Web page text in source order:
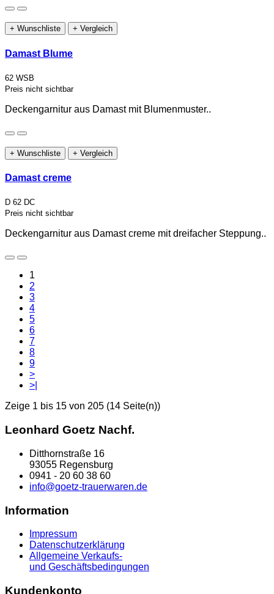
+ Wunschliste + Vergleich
Damast Blume
62 WSB
Preis nicht sichtbar
Deckengarnitur aus Damast mit Blumenmuster..
+ Wunschliste + Vergleich
Damast creme
D 62 DC
Preis nicht sichtbar
Deckengarnitur aus Damast creme mit dreifacher Steppung..
1
2
3
4
5
6
7
8
9
>
>|
Zeige 1 bis 15 von 205 (14 Seite(n))
Leonhard Goetz Nachf.
Ditthornstraße 16
93055 Regensburg
0941 - 20 60 38 60
info@goetz-trauerwaren.de
Information
Impressum
Datenschutzerklärung
Allgemeine Verkaufs-
und Geschäftsbedingungen
Kundenkonto